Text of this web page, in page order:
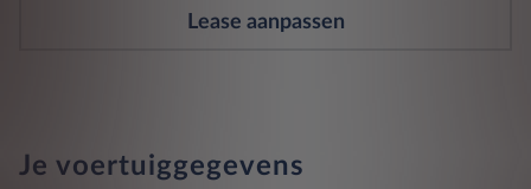
Lease aanpassen
Je voertuiggegevens